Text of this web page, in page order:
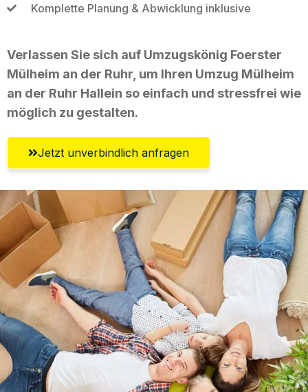
Komplette Planung & Abwicklung inklusive
Verlassen Sie sich auf Umzugskönig Foerster
Mülheim an der Ruhr, um Ihren Umzug Mülheim
an der Ruhr Hallein so einfach und stressfrei wie
möglich zu gestalten.
Jetzt unverbindlich anfragen